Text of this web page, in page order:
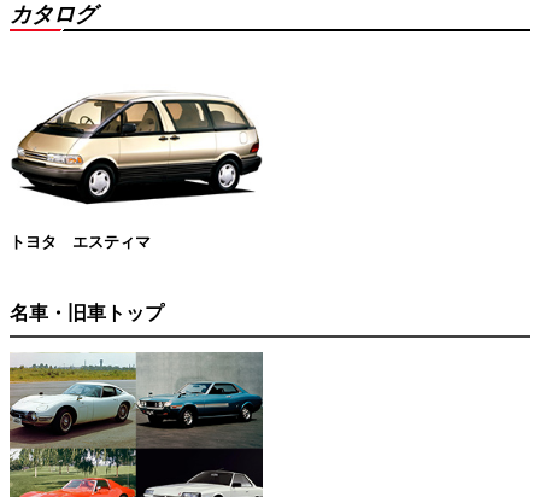
カタログ
トヨタ エスティマ
名車・旧車トップ